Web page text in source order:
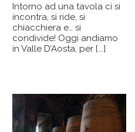
Intorno ad una tavola ci si
incontra, si ride, si
chiacchiera e… si
condivide! Oggi andiamo
in Valle D’Aosta, per [...]